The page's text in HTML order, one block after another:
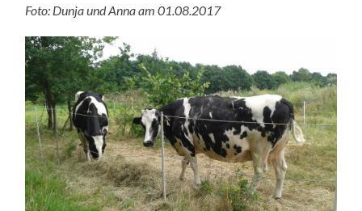
Foto: Dunja und Anna am 01.08.2017